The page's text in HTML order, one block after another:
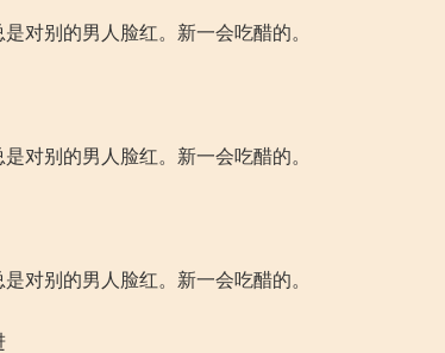
对别的男人脸红。新一会吃醋的。
对别的男人脸红。新一会吃醋的。
对别的男人脸红。新一会吃醋的。